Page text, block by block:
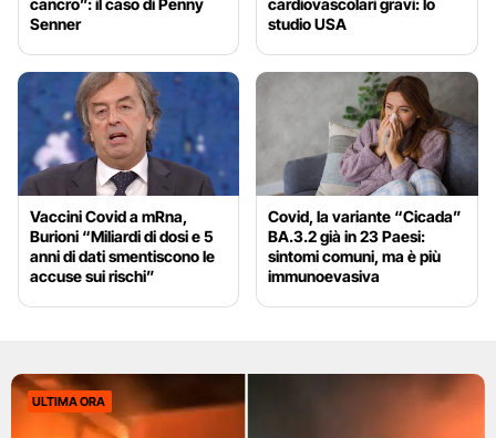
Senner
studio USA
Vaccini Covid a mRna,
Burioni “Miliardi di dosi e 5
anni di dati smentiscono le
accuse sui rischi”
Covid, la variante “Cicada”
BA.3.2 già in 23 Paesi:
sintomi comuni, ma è più
immunoevasiva
ULTIMA ORA